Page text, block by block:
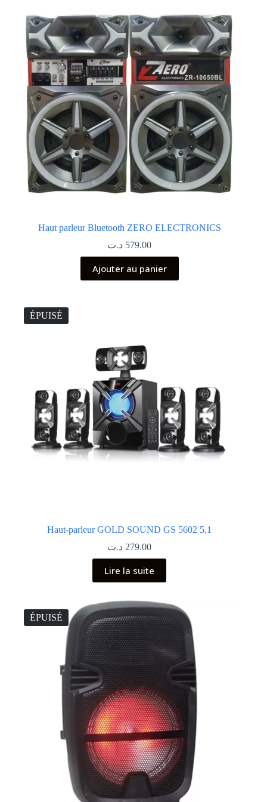
Haut parleur Bluetooth ZERO ELECTRONICS
579.00 د.ت
Ajouter au panier
ÉPUISÉ
Haut-parleur GOLD SOUND GS 5602 5,1
279.00 د.ت
Lire la suite
ÉPUISÉ